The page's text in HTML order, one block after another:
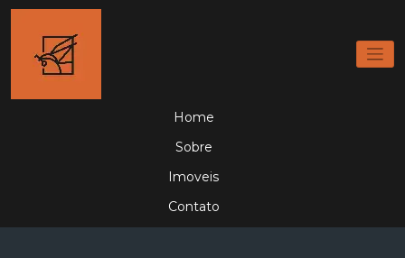
Home
Sobre
Imoveis
Contato